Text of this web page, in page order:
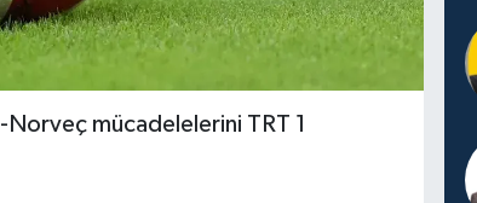
mücadelelerini TRT 1